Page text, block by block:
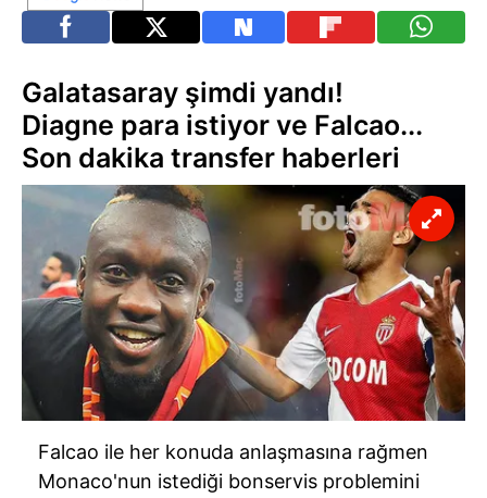
Galatasaray şimdi yandı!
Diagne para istiyor ve Falcao...
Son dakika transfer haberleri
Falcao ile her konuda anlaşmasına rağmen
Monaco'nun istediği bonservis problemini